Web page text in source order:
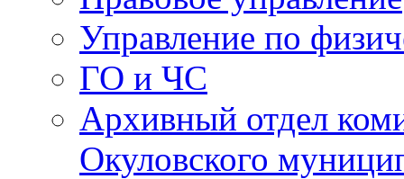
Управление по
ГО и ЧС
Архивный отдел
Окуловского